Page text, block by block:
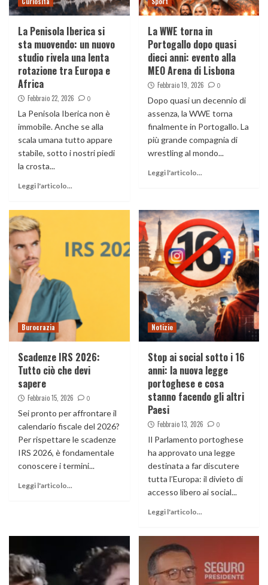
La Penisola Iberica si
sta muovendo: un nuovo
studio rivela una lenta
rotazione tra Europa e
Africa
Febbraio 22, 2026 0
La Penisola Iberica non è
immobile. Anche se alla
scala umana tutto appare
stabile, sotto i nostri piedi
la crosta...
Leggi l'articolo...
La WWE torna in
Portogallo dopo quasi
dieci anni: evento alla
MEO Arena di Lisbona
Febbraio 19, 2026 0
Dopo quasi un decennio di
assenza, la WWE torna
finalmente in Portogallo. La
più grande compagnia di
wrestling al mondo...
Leggi l'articolo...
Burocrazia
Scadenze IRS 2026:
Tutto ciò che devi
sapere
Febbraio 15, 2026 0
Sei pronto per affrontare il
calendario fiscale del 2026?
Per rispettare le scadenze
IRS 2026, è fondamentale
conoscere i termini...
Leggi l'articolo...
Notizie
Stop ai social sotto i 16
anni: la nuova legge
portoghese e cosa
stanno facendo gli altri
Paesi
Febbraio 13, 2026 0
Il Parlamento portoghese
ha approvato una legge
destinata a far discutere
tutta l’Europa: il divieto di
accesso libero ai social...
Leggi l'articolo...